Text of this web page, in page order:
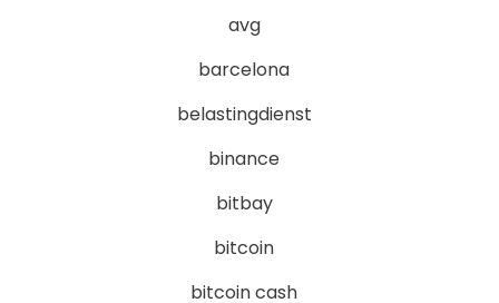
avg
barcelona
belastingdienst
binance
bitbay
bitcoin
bitcoin cash